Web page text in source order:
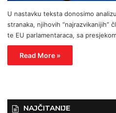
U nastavku teksta donosimo
stranaka, njihovih “najrazvikanijih”
te EU parlamentaraca, sa
Read More »
NAJČITANIJE